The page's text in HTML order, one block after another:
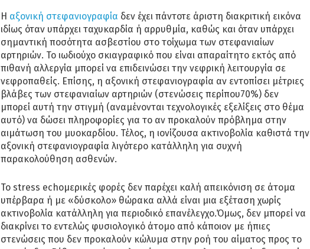
Η αξονική στεφανιογραφία δεν έχει πάντοτε άριστη διακριτική εικόνα
ιδίως όταν υπάρχει ταχυκαρδία ή αρρυθμία, καθώς και όταν υπάρχει
σημαντική ποσότητα ασβεστίου στο τοίχωμα των στεφανιαίων
αρτηριών. Το ιωδιούχο σκιαγραφικό που είναι απαραίτητο εκτός από
πιθανή αλλεργία μπορεί να επιδεινώσει την νεφρική λειτουργία σε
νεφροπαθείς. Επίσης, η αξονική στεφανιογραφία αν εντοπίσει μέτριες
βλάβες των στεφανιαίων αρτηριών (στενώσεις περίπου70%) δεν
μπορεί αυτή την στιγμή (αναμένονται τεχνολογικές εξελίξεις στο θέμα
αυτό) να δώσει πληροφορίες για το αν προκαλούν πρόβλημα στην
αιμάτωση του μυοκαρδίου. Τέλος, η ιονίζουσα ακτινοβολία καθιστά την
αξονική στεφανιογραφία λιγότερο κατάλληλη για συχνή
παρακολούθηση ασθενών.
Το stress echoμερικές φορές δεν παρέχει καλή απεικόνιση σε άτομα
υπέρβαρα ή με «δύσκολο» θώρακα αλλά είναι μια εξέταση χωρίς
ακτινοβολία κατάλληλη για περιοδικό επανέλεγχο.Όμως, δεν μπορεί να
διακρίνει το εντελώς φυσιολογικό άτομο από κάποιον με ήπιες
στενώσεις που δεν προκαλούν κώλυμα στην ροή του αίματος προς το